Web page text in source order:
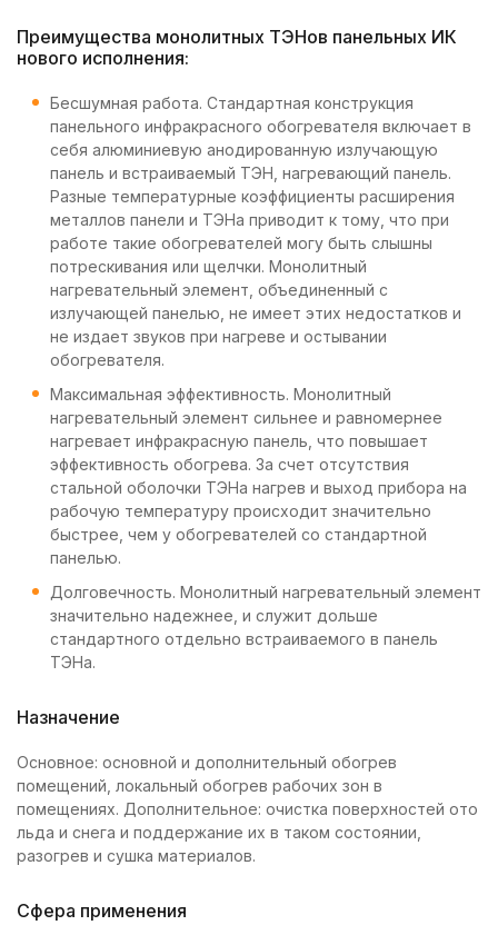
Преимущества монолитных ТЭНов панельных ИК
нового исполнения:
Бесшумная работа. Стандартная конструкция
панельного инфракрасного обогревателя включает в
себя алюминиевую анодированную излучающую
панель и встраиваемый ТЭН, нагревающий панель.
Разные температурные коэффициенты расширения
металлов панели и ТЭНа приводит к тому, что при
работе такие обогревателей могу быть слышны
потрескивания или щелчки. Монолитный
нагревательный элемент, объединенный с
излучающей панелью, не имеет этих недостатков и
не издает звуков при нагреве и остывании
обогревателя.
Максимальная эффективность. Монолитный
нагревательный элемент сильнее и равномернее
нагревает инфракрасную панель, что повышает
эффективность обогрева. За счет отсутствия
стальной оболочки ТЭНа нагрев и выход прибора на
рабочую температуру происходит значительно
быстрее, чем у обогревателей со стандартной
панелью.
Долговечность. Монолитный нагревательный элемент
значительно надежнее, и служит дольше
стандартного отдельно встраиваемого в панель
ТЭНа.
Назначение
Основное: основной и дополнительный обогрев
помещений, локальный обогрев рабочих зон в
помещениях. Дополнительное: очистка поверхностей ото
льда и снега и поддержание их в таком состоянии,
разогрев и сушка материалов.
Сфера применения